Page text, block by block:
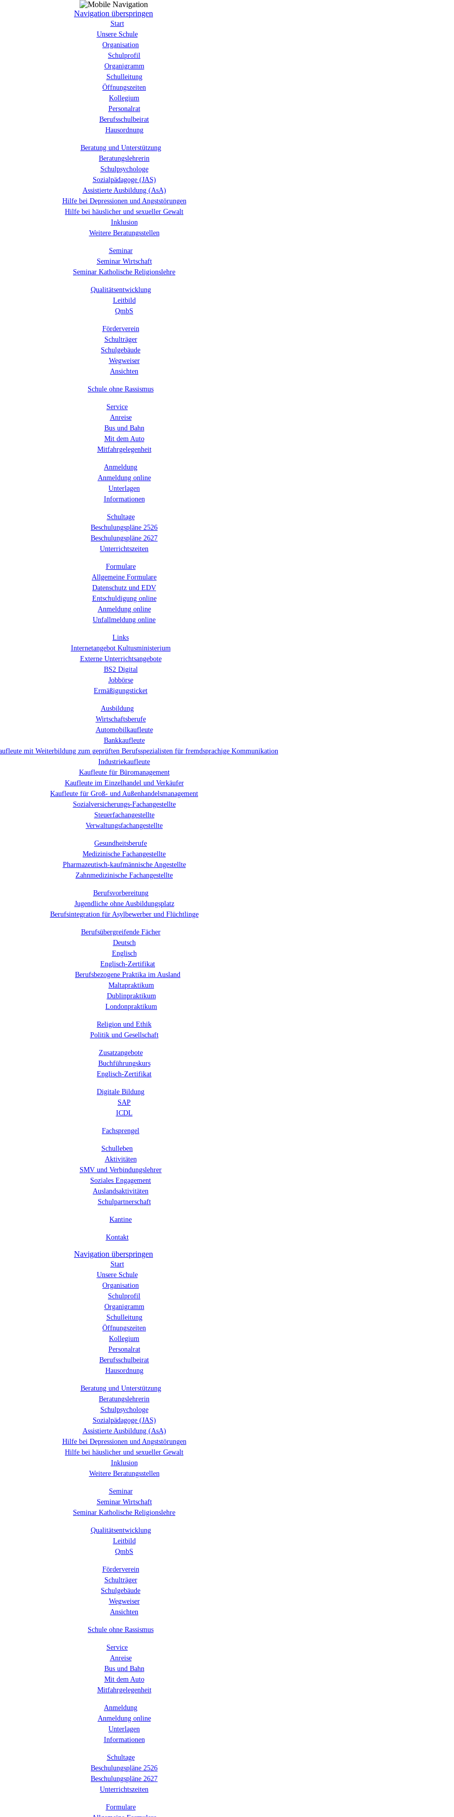
Navigation überspringen
Start
Unsere Schule
Organisation
Schulprofil
Organigramm
Schulleitung
Öffnungszeiten
Kollegium
Personalrat
Berufsschulbeirat
Hausordnung
Beratung und Unterstützung
Beratungslehrerin
Schulpsychologe
Sozialpädagoge (JAS)
Assistierte Ausbildung (AsA)
Hilfe bei Depressionen und Angststörungen
Hilfe bei häuslicher und sexueller Gewalt
Inklusion
Weitere Beratungsstellen
Seminar
Seminar Wirtschaft
Seminar Katholische Religionslehre
Qualitätsentwicklung
Leitbild
QmbS
Förderverein
Schulträger
Schulgebäude
Wegweiser
Ansichten
Schule ohne Rassismus
Service
Anreise
Bus und Bahn
Mit dem Auto
Mitfahrgelegenheit
Anmeldung
Anmeldung online
Unterlagen
Informationen
Schultage
Beschulungspläne 2526
Beschulungspläne 2627
Unterrichtszeiten
Formulare
Allgemeine Formulare
Datenschutz und EDV
Entschuldigung online
Anmeldung online
Unfallmeldung online
Links
Internetangebot Kultusministerium
Externe Unterrichtsangebote
BS2 Digital
Jobbörse
Ermäßigungsticket
Ausbildung
Wirtschaftsberufe
Automobilkaufleute
Bankkaufleute
mit Weiterbildung zum geprüften Berufsspezialisten für fremdsprachige Kommunikation
Industriekaufleute
Kaufleute für Büromanagement
Kaufleute im Einzelhandel und Verkäufer
Kaufleute für Groß- und Außenhandelsmanagement
Sozialversicherungs-Fachangestellte
Steuerfachangestellte
Verwaltungsfachangestellte
Gesundheitsberufe
Medizinische Fachangestellte
Pharmazeutisch-kaufmännische Angestellte
Zahnmedizinische Fachangestellte
Berufsvorbereitung
Jugendliche ohne Ausbildungsplatz
Berufsintegration für Asylbewerber und Flüchtlinge
Berufsübergreifende Fächer
Deutsch
Englisch
Englisch-Zertifikat
Berufsbezogene Praktika im Ausland
Maltapraktikum
Dublinpraktikum
Londonpraktikum
Religion und Ethik
Politik und Gesellschaft
Zusatzangebote
Buchführungskurs
Englisch-Zertifikat
Digitale Bildung
SAP
ICDL
Fachsprengel
Schulleben
Aktivitäten
SMV und Verbindungslehrer
Soziales Engagement
Auslandsaktivitäten
Schulpartnerschaft
Kantine
Kontakt
Navigation überspringen
Start
Unsere Schule
Organisation
Schulprofil
Organigramm
Schulleitung
Öffnungszeiten
Kollegium
Personalrat
Berufsschulbeirat
Hausordnung
Beratung und Unterstützung
Beratungslehrerin
Schulpsychologe
Sozialpädagoge (JAS)
Assistierte Ausbildung (AsA)
Hilfe bei Depressionen und Angststörungen
Hilfe bei häuslicher und sexueller Gewalt
Inklusion
Weitere Beratungsstellen
Seminar
Seminar Wirtschaft
Seminar Katholische Religionslehre
Qualitätsentwicklung
Leitbild
QmbS
Förderverein
Schulträger
Schulgebäude
Wegweiser
Ansichten
Schule ohne Rassismus
Service
Anreise
Bus und Bahn
Mit dem Auto
Mitfahrgelegenheit
Anmeldung
Anmeldung online
Unterlagen
Informationen
Schultage
Beschulungspläne 2526
Beschulungspläne 2627
Unterrichtszeiten
Formulare